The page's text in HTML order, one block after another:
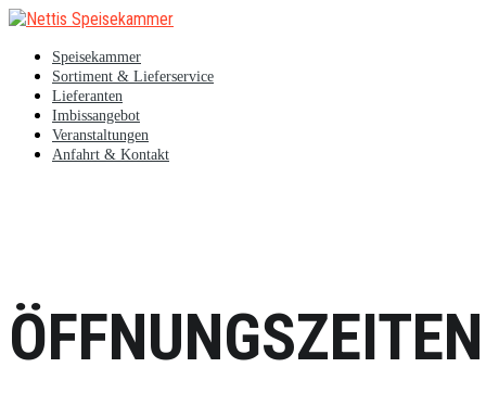
Speisekammer
Sortiment & Lieferservice
Lieferanten
Imbissangebot
Veranstaltungen
Anfahrt & Kontakt
ÖFFNUNGSZEITEN